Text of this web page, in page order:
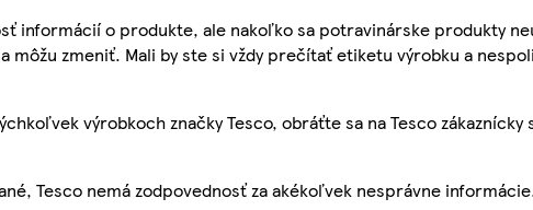
informácií o produkte, ale nakoľko sa potravinárske produkty
môžu zmeniť. Mali by ste si vždy prečítať etiketu výrobku a
výrobkoch značky Tesco, obráťte sa na Tesco
Tesco nemá zodpovednosť za akékoľvek nesprávne